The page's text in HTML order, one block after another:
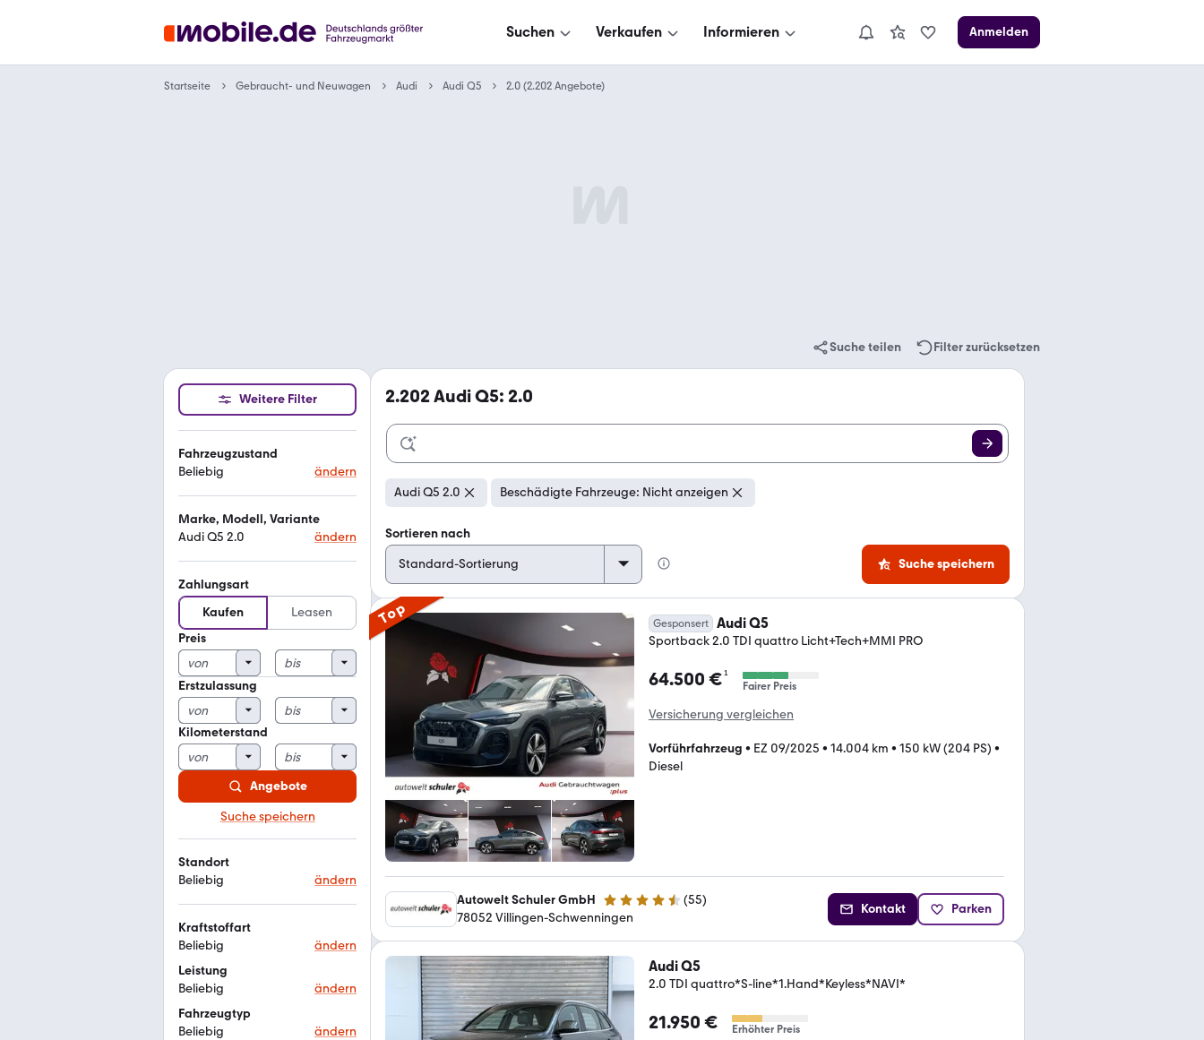
Suchen Verkaufen Informieren Anmelden
Startseite Gebraucht- und Neuwagen Audi Audi Q5 2.0 (2.202 Angebote)
Suche teilen Filter zurücksetzen
Weitere Filter
Fahrzeugzustand
Beliebig
ändern
Marke, Modell, Variante
Audi Q5 2.0
ändern
Zahlungsart
Kaufen
Leasen
Preis
Erstzulassung
Kilometerstand
Angebote
Suche speichern
Standort
Beliebig
ändern
Kraftstoffart
Beliebig
ändern
Leistung
Beliebig
ändern
Fahrzeugtyp
Beliebig
ändern
2.202Audi Q5: 2.0
Audi Q5 2.0 Beschädigte Fahrzeuge: Nicht anzeigen
Sortieren nach
Suche speichern
Top Gesponsert Audi Q5
Sportback 2.0 TDI quattro Licht+Tech+MMI PRO
64.500 €¹
Fairer Preis
Versicherung vergleichen
Vorführfahrzeug • EZ 09/2025 • 14.004 km • 150 kW (204 PS) •
Diesel
Autowelt Schuler GmbH 4.3 Sterne (55)
78052 Villingen-Schwenningen
Kontakt Parken
Audi Q5
2.0 TDI quattro*S-line*1.Hand*Keyless*NAVI*
21.950 € Erhöhter Preis